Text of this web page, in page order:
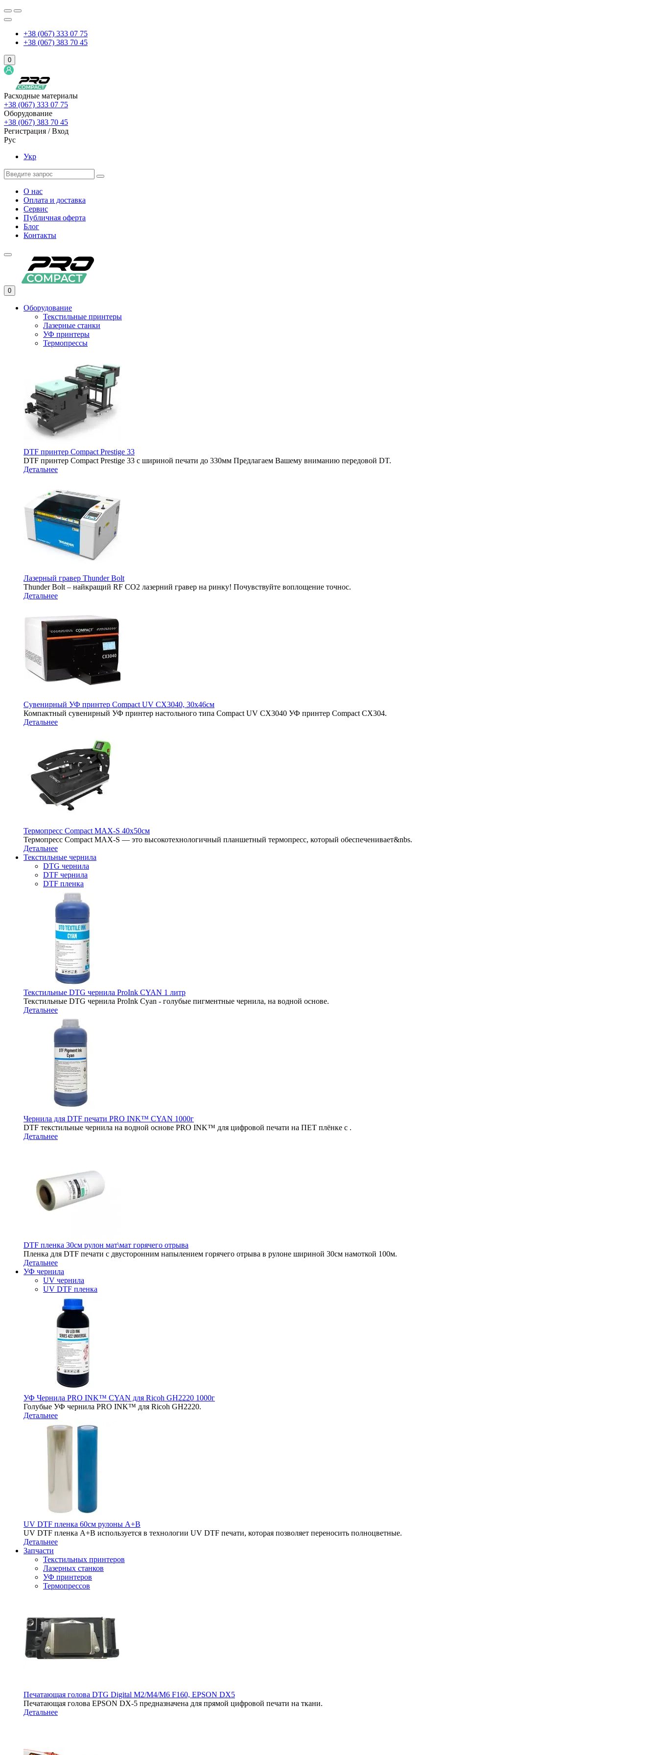
+38 (067) 333 07 75
+38 (067) 383 70 45
0
Расходные материалы
+38 (067) 333 07 75
Оборудование
+38 (067) 383 70 45
Регистрация / Вход
Рус
Укр
О нас
Оплата и доставка
Сервис
Публичная оферта
Блог
Контакты
0
Оборудование
Текстильные принтеры
Лазерные станки
УФ принтеры
Термопрессы
DTF принтер Compact Prestige 33
DTF принтер Compact Prestige 33 с шириной печати до 330мм Предлагаем Вашему вниманию передовой DT.
Детальнее
Лазерный гравер Thunder Bolt
Thunder Bolt – найкращий RF CO2 лазерний гравер на ринку! Почувствуйте воплощение точнос.
Детальнее
Сувенирный УФ принтер Compact UV CX3040, 30х46см
Компактный сувенирный УФ принтер настольного типа Compact UV CX3040 УФ принтер Compact CX304.
Детальнее
Термопресс Compact MAX-S 40х50см
Термопресс Compact MAX-S — это высокотехнологичный планшетный термопресс, который обеспеченивает&nbs.
Детальнее
Текстильные чернила
DTG чернила
DTF чернила
DTF пленка
Текстильные DTG чернила ProInk CYAN 1 литр
Текстильные DTG чернила ProInk Cyan - голубые пигментные чернила, на водной основе.
Детальнее
Чернила для DTF печати PRO INK™ CYAN 1000г
DTF текстильные чернила на водной основе PRO INK™ для цифровой печати на ПЕТ плёнке c .
Детальнее
DTF пленка 30см рулон мат\мат горячего отрыва
Пленка для DTF печати с двусторонним напылением горячего отрыва в рулоне шириной 30см намоткой 100м.
Детальнее
УФ чернила
UV чернила
UV DTF пленка
УФ Чернила PRO INK™ CYAN для Ricoh GH2220 1000г
Голубые УФ чернила PRO INK™ для Ricoh GH2220.
Детальнее
UV DTF пленка 60см рулоны A+B
UV DTF пленка A+B используется в технологии UV DTF печати, которая позволяет переносить полноцветные.
Детальнее
Запчасти
Текстильных принтеров
Лазерных станков
УФ принтеров
Термопрессов
Печатающая голова DTG Digital M2/M4/M6 F160, EPSON DX5
Печатающая голова EPSON DX-5 предназначена для прямой цифровой печати на ткани.
Детальнее